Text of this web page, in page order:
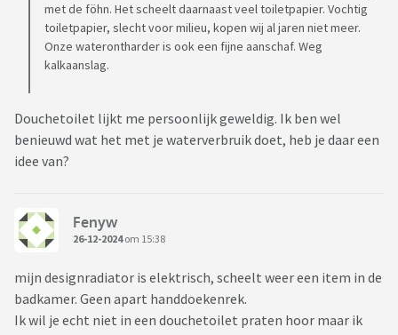
met de föhn. Het scheelt daarnaast veel toiletpapier. Vochtig
toiletpapier, slecht voor milieu, kopen wij al jaren niet meer.
Onze waterontharder is ook een fijne aanschaf. Weg
kalkaanslag.
Douchetoilet lijkt me persoonlijk geweldig. Ik ben wel
benieuwd wat het met je waterverbruik doet, heb je daar een
idee van?
Fenyw
26-12-2024om 15:38
mijn designradiator is elektrisch, scheelt weer een item in de
badkamer. Geen apart handdoekenrek.
Ik wil je echt niet in een douchetoilet praten hoor maar ik